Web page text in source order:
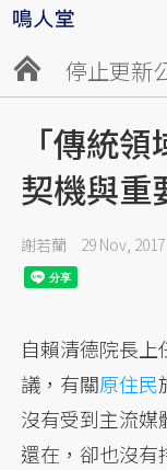
停止更新
「傳統
契機與重
謝若蘭 29 Nov, 2017
自賴清德院長
議，有關原住民
沒有受到主流媒
還在，卻也沒有